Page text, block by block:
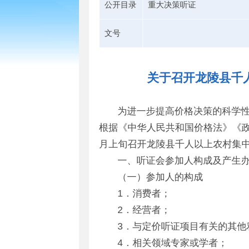
公开目录 重大决策听证
文号
关于召开龙陵县千
为进一步提高价格决策的科学
根据《中华人民共和国价格法》《
月上旬召开龙陵县千人以上农村集
一、听证会参加人构成及产生
（一）参加人的构成
1．消费者；
2．经营者；
3．与定价听证项目有关的其他
4．相关领域专家或学者；